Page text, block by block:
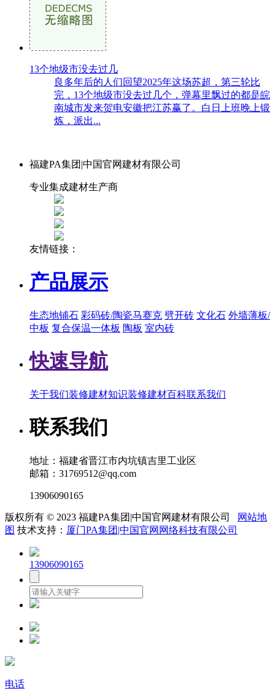
13个地级市没去过几
良多年后的人们回望2025年这场苏超，第三轮比
完，13个地级市没去过几个，弹幕里飘过的都是皖
南城市发来贺电安徽把江苏赢了。白日上班晚上锻
炼，派出...
福建PA集团|中国官网建材有限公司
专业集成建材生产商
友情链接：
产品展示
生态地铺石 彩码砖/陶瓷马赛克 劈开砖 文化石 外墙薄板/
中板 复合保温一体板 陶板 室内砖
快速导航
关于我们装修建材知识装修建材百科联系我们
联系我们
地址：福建省晋江市内坑镇吉里工业区
邮箱：31769512@qq.com
13906090165
版权所有 © 2023 福建PA集团|中国官网建材有限公司
网站地
图 技术支持： 厦门PA集团|中国官网网络科技有限公司
13906090165
电话